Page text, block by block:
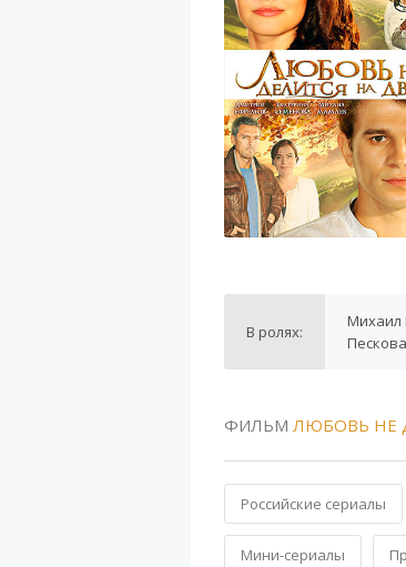
В ролях:
Михаил
ФИЛЬМ ЛЮБОВЬ НЕ
Российские сериалы
Мини-сериалы